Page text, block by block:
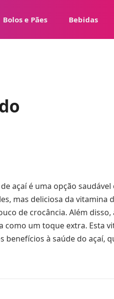
Bolos e Pães Bebidas
açaí é uma opção saudável
mas deliciosa da vitamina
de crocância. Além
um toque extra. Esta
à saúde do açaí,